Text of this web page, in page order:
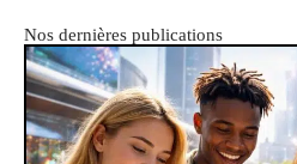
Nos dernières publications